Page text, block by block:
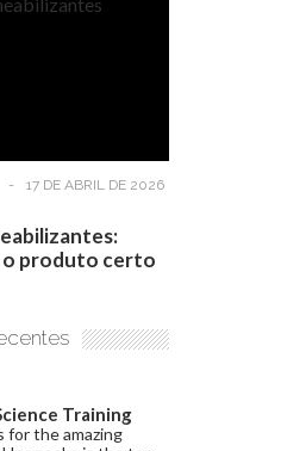
- 17 DE ABRIL DE 2026
o produto certo
Training
for the amazing